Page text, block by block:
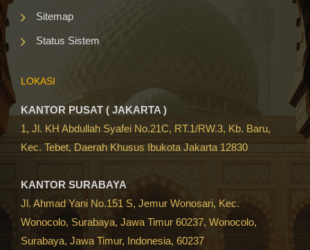
Sitemap
Status Sistem
LOKASI
KANTOR PUSAT ( JAKARTA )
1, Jl. KH Abdullah Syafei No.21C, RT.1/RW.3, Kb. Baru,
Kec. Tebet, Daerah Khusus Ibukota Jakarta 12830
KANTOR SURABAYA
Jl. Ahmad Yani No.151 S, Jemur Wonosari, Kec.
Wonocolo, Surabaya, Jawa Timur 60237, Wonocolo,
Surabaya, Jawa Timur, Indonesia, 60237